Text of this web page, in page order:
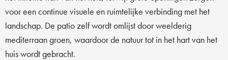
voor een continue visuele en ruimtelijke verbinding met het
landschap. De patio zelf wordt omlijst door weelderig
mediterraan groen, waardoor de natuur tot in het hart van het
huis wordt gebracht.